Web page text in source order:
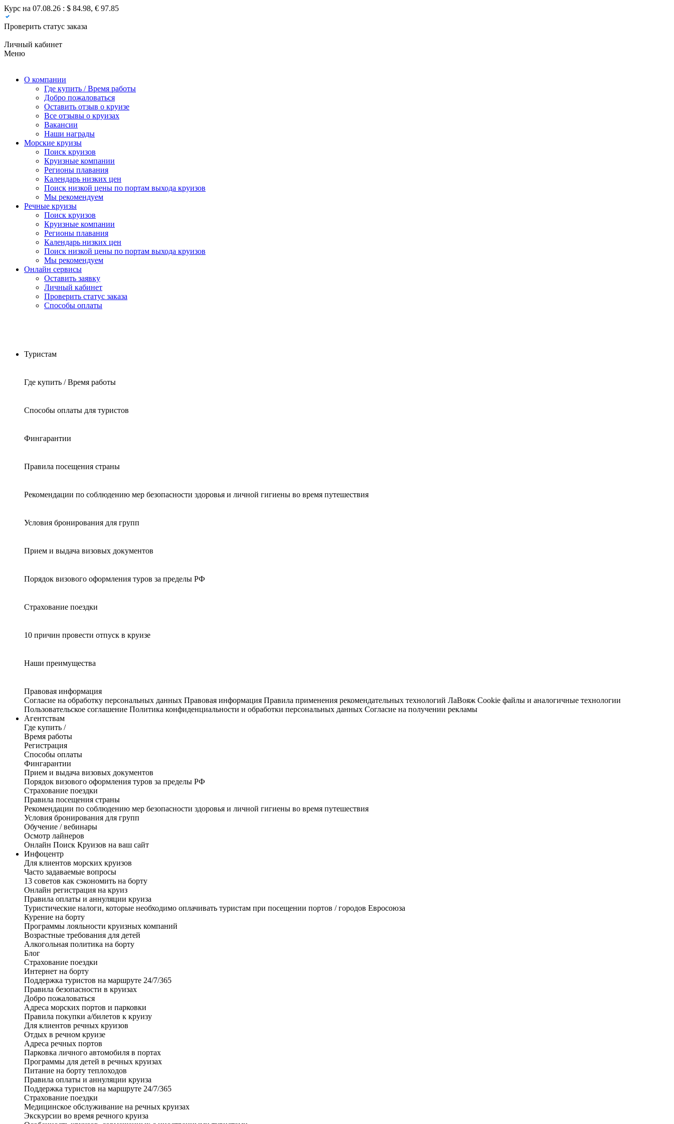
Курс на 07.08.26 : $ 84.98, € 97.85
Проверить статус заказа
Личный кабинет
Меню
О компании
Где купить / Время работы
Добро пожаловаться
Оставить отзыв о круизе
Все отзывы о круизах
Вакансии
Наши награды
Морские круизы
Поиск круизов
Круизные компании
Регионы плавания
Календарь низких цен
Поиск низкой цены по портам выхода круизов
Мы рекомендуем
Речные круизы
Поиск круизов
Круизные компании
Регионы плавания
Календарь низких цен
Поиск низкой цены по портам выхода круизов
Мы рекомендуем
Онлайн сервисы
Оставить заявку
Личный кабинет
Проверить статус заказа
Способы оплаты
Туристам
Где купить / Время работы
Способы оплаты для туристов
Фингарантии
Правила посещения страны
Рекомендации по соблюдению мер безопасности здоровья и личной гигиены во время путешествия
Условия бронирования для групп
Прием и выдача визовых документов
Порядок визового оформления туров за пределы РФ
Страхование поездки
10 причин провести отпуск в круизе
Наши преимущества
Правовая информация
Согласие на обработку персональных данных Правовая информация Правила применения рекомендательных технологий ЛаВояж Cookie файлы и аналогичные технологии
Пользовательское соглашение Политика конфиденциальности и обработки персональных данных Согласие на получении рекламы
Агентствам
Где купить /
Время работы
Регистрация
Способы оплаты
Фингарантии
Прием и выдача визовых документов
Порядок визового оформления туров за пределы РФ
Страхование поездки
Правила посещения страны
Рекомендации по соблюдению мер безопасности здоровья и личной гигиены во время путешествия
Условия бронирования для групп
Обучение / вебинары
Осмотр лайнеров
Онлайн Поиск Круизов на ваш сайт
Инфоцентр
Для клиентов морских круизов
Часто задаваемые вопросы
13 советов как сэкономить на борту
Онлайн регистрация на круиз
Правила оплаты и аннуляции круиза
Туристические налоги, которые необходимо оплачивать туристам при посещении портов / городов Евросоюза
Курение на борту
Программы лояльности круизных компаний
Возрастные требования для детей
Алкогольная политика на борту
Блог
Страхование поездки
Интернет на борту
Поддержка туристов на маршруте 24/7/365
Правила безопасности в круизах
Добро пожаловаться
Адреса морских портов и парковки
Правила покупки а/билетов к круизу
Для клиентов речных круизов
Отдых в речном круизе
Адреса речных портов
Парковка личного автомобиля в портах
Программы для детей в речных круизах
Питание на борту теплоходов
Правила оплаты и аннуляции круиза
Поддержка туристов на маршруте 24/7/365
Страхование поездки
Медицинское обслуживание на речных круизах
Экскурсии во время речного круиза